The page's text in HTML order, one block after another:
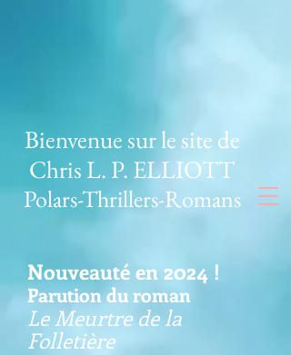
Bienvenue sur le site de
Chris L. P. ELLIOTT
Polars-Thrillers-Romans
Nouveauté en 2024 !
Parution du roman
Le Meurtre de la
Folletière